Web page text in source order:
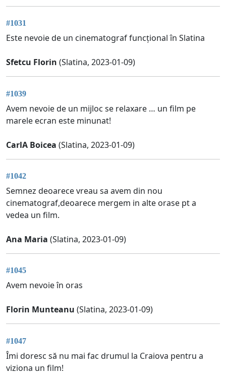
#1031
Este nevoie de un cinematograf funcțional în Slatina
Sfetcu Florin (Slatina, 2023-01-09)
#1039
Avem nevoie de un mijloc se relaxare … un film pe
marele ecran este minunat!
CarlA Boicea (Slatina, 2023-01-09)
#1042
Semnez deoarece vreau sa avem din nou
cinematograf,deoarece mergem in alte orase pt a
vedea un film.
Ana Maria (Slatina, 2023-01-09)
#1045
Avem nevoie în oras
Florin Munteanu (Slatina, 2023-01-09)
#1047
Îmi doresc să nu mai fac drumul la Craiova pentru a
viziona un film!